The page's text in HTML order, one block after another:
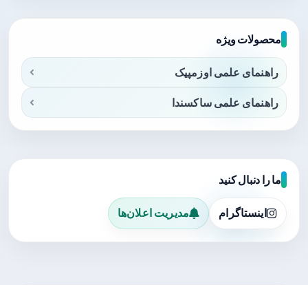
محصولات ویژه
راهنمای علمی اوزمپیک
راهنمای علمی ساکسندا
ما را دنبال کنید
اینستاگرام مدیریت اعلان‌ها